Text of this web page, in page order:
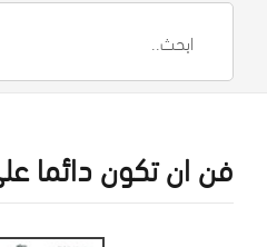
فن ان تكون دائما